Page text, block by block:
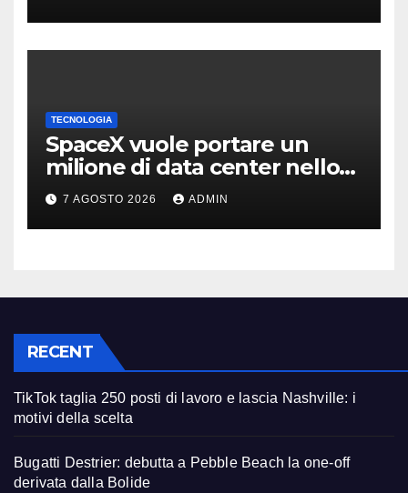
TECNOLOGIA
SpaceX vuole portare un
milione di data center nello
spazio: Nvidia sarà il cervello
7 AGOSTO 2026 ADMIN
RECENT
TikTok taglia 250 posti di lavoro e lascia Nashville: i
motivi della scelta
Bugatti Destrier: debutta a Pebble Beach la one-off
derivata dalla Bolide